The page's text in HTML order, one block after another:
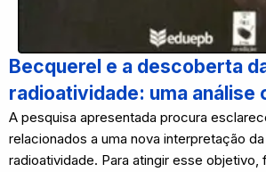
Becquerel e a descoberta
radioatividade: uma análise
A pesquisa apresentada procura
relacionados a uma nova interpretação
radioatividade. Para atingir esse objetivo,